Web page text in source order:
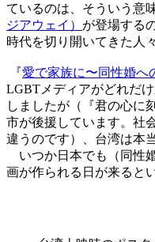
ているのは、そういう意
ジアウェイ） が登場する
時代を切り開いてきた人
『愛で家族に〜同性婚へ
LGBTメディアがどれだ
しましたが（『君の心に
市が後援しています。社
違うのです）、台湾は本
いつか日本でも（同性
画が作られる日が来ると